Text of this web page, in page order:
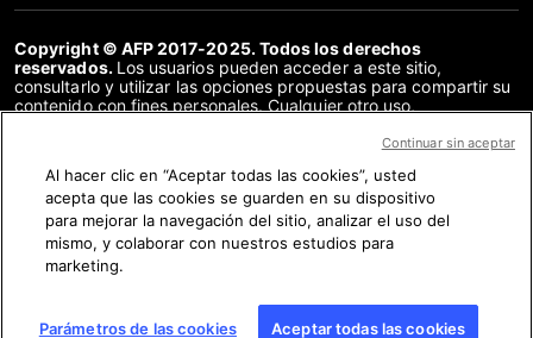
Copyright © AFP 2017-2025. Todos los derechos
reservados. Los usuarios pueden acceder a este sitio,
consultarlo y utilizar las opciones propuestas para compartir su
contenido con fines personales. Cualquier otro uso,
distribución del contenido de este sitio, en su totalidad o en
acuerdo específico firmado con la AFP, está estrictamente
prohibido. Los elementos analizados en cada verificación se
presentan o se enlazan en tanto en cuanto son necesarios para
la correcta comprensión de la verificación en cuestión. La AFP
no cuenta con derechos sobre los autores ni sobre los
propietarios del copyright de estos contenidos de terceras
Al hacer clic en “Aceptar todas las cookies”, usted
acepta que las cookies se guarden en su dispositivo
para mejorar la navegación del sitio, analizar el uso del
mismo, y colaborar con nuestros estudios para
marketing.
Parámetros de las cookies Aceptar todas las cookies
Continuar sin aceptar